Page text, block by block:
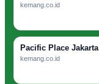
kemang.co.id
Pacific Place Jakarta
kemang.co.id